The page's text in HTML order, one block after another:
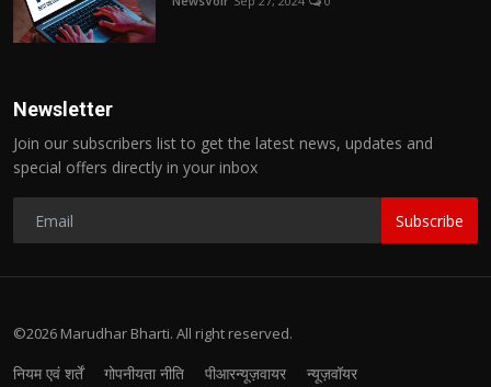
Newsletter
Join our subscribers list to get the latest news, updates and
special offers directly in your inbox
Subscribe
©2026 Marudhar Bharti. All right reserved.
नियम एवं शर्तें गोपनीयता नीति पीआरन्यूज़वायर न्यूज़वॉयर